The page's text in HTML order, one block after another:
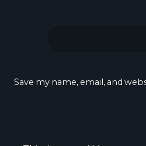
Save my name, email, and